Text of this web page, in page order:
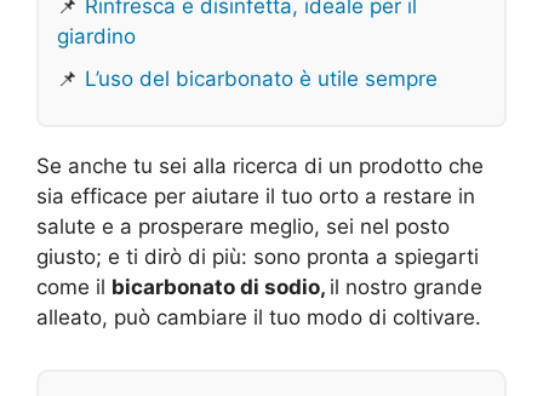
📌 Rinfresca e disinfetta, ideale per il
giardino
📌 L’uso del bicarbonato è utile sempre
Se anche tu sei alla ricerca di un prodotto che
sia efficace per aiutare il tuo orto a restare in
salute e a prosperare meglio, sei nel posto
giusto; e ti dirò di più: sono pronta a spiegarti
come il bicarbonato di sodio, il nostro grande
alleato, può cambiare il tuo modo di coltivare.